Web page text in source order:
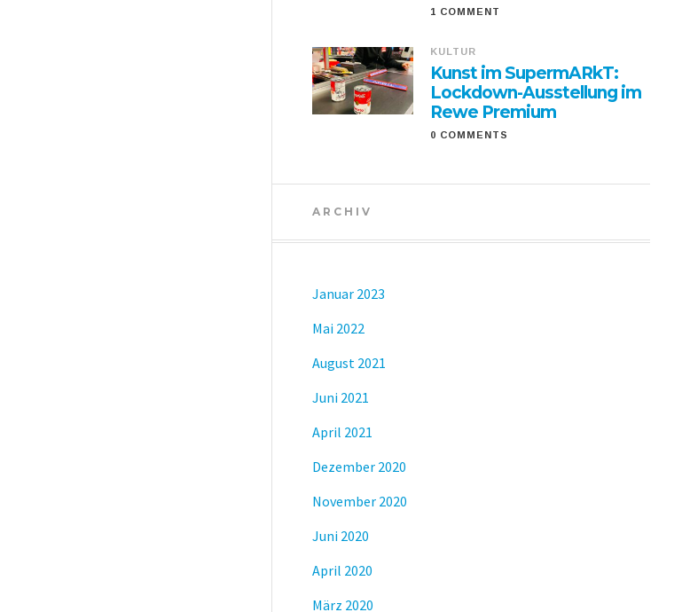
1 COMMENT
KULTUR
Kunst im SupermARkT:
Lockdown-Ausstellung im
Rewe Premium
0 COMMENTS
ARCHIV
Januar 2023
Mai 2022
August 2021
Juni 2021
April 2021
Dezember 2020
November 2020
Juni 2020
April 2020
März 2020